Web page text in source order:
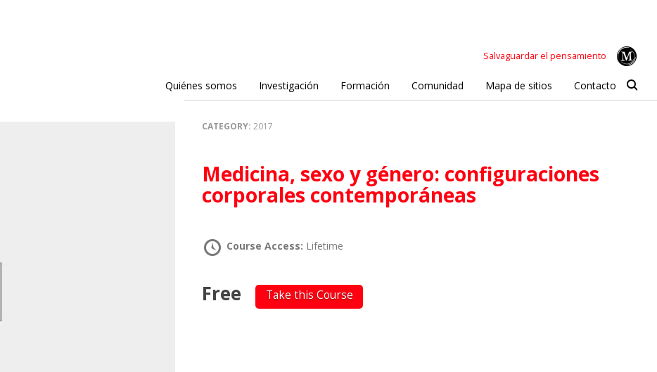
Salvaguardar el pensamiento
Quiénes somos Investigación Formación Comunidad Mapa de sitios Contacto
CATEGORY:2017
Medicina, sexo y género: configuraciones
corporales contemporáneas
Course Access: Lifetime
Free Take this Course